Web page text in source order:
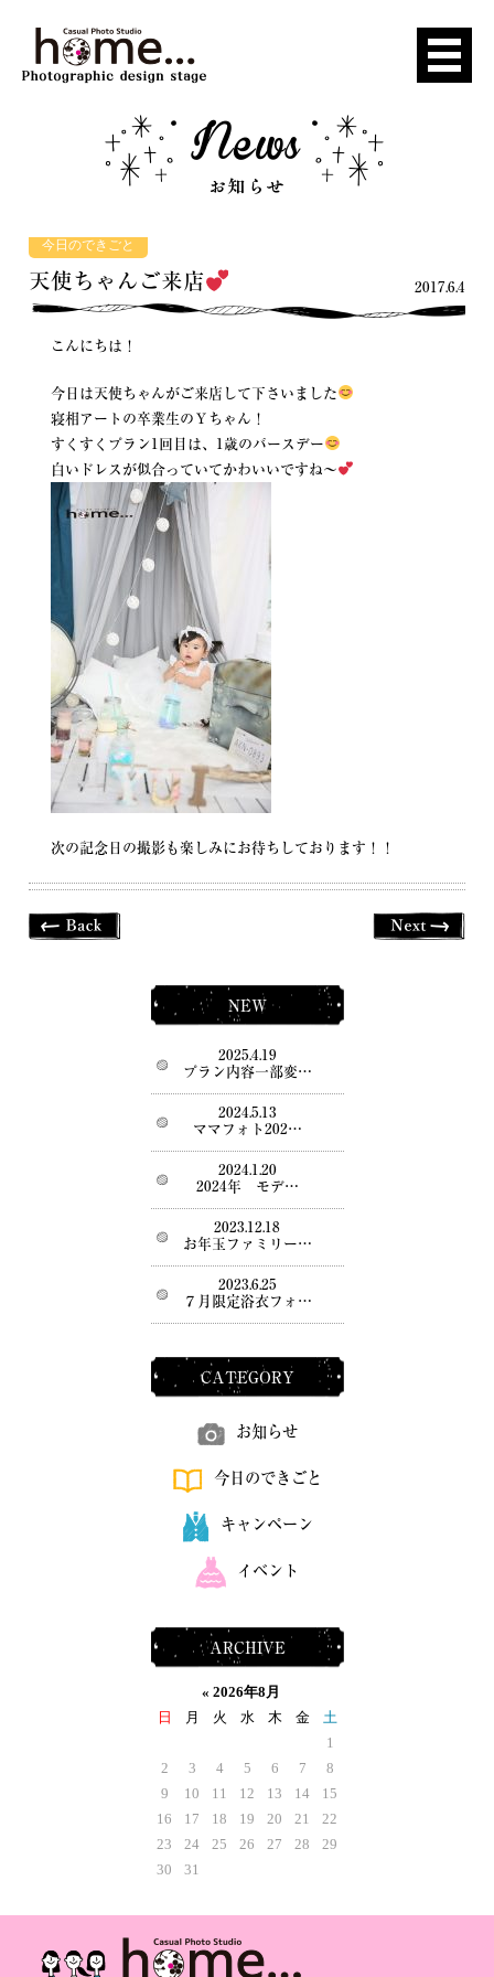
今日のできごと
天使ちゃんご来店 2017.6.4
こんにちは！
今日は天使ちゃんがご来店して下さいました
寝相アートの卒業生のＹちゃん！
すくすくプラン1回目は、1歳のバースデー
白いドレスが似合っていてかわいいですね〜
次の記念日の撮影も楽しみにお待ちしております！！
NEW
2025.4.19
プラン内容一部変…
2024.5.13
ママフォト202…
2024.1.20
2024年 モデ…
2023.12.18
お年玉ファミリー…
2023.6.25
７月限定浴衣フォ…
CATEGORY
お知らせ
今日のできごと
キャンペーン
イベント
ARCHIVE
« 2026年8月
日
月 火 水 木 金
土
1
2
3 4 5 6 7
8
9
10 11 12 13 14
15
16
17 18 19 20 21
22
23
24 25 26 27 28
29
30
31